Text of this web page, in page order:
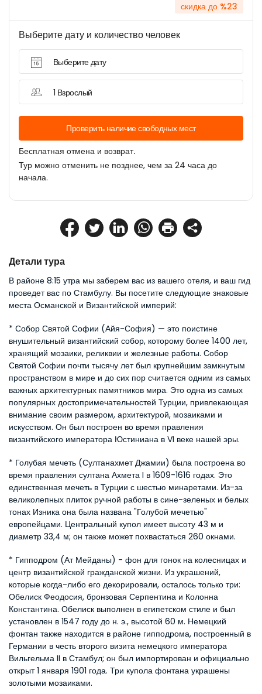
Детали тура
В районе 8:15 утра мы заберем вас из вашего отеля, и ваш гид
проведет вас по Стамбулу. Вы посетите следующие знаковые
места Османской и Византийской империй:
* Собор Святой Софии (Айя-София) — это поистине
внушительный византийский собор, которому более 1400 лет,
хранящий мозаики, реликвии и железные работы. Собор
Святой Софии почти тысячу лет был крупнейшим замкнутым
пространством в мире и до сих пор считается одним из самых
важных архитектурных памятников мира. Это одна из самых
популярных достопримечательностей Турции, привлекающая
внимание своим размером, архитектурой, мозаиками и
искусством. Он был построен во время правления
византийского императора Юстиниана в VI веке нашей эры.
* Голубая мечеть (Султанахмет Джамии) была построена во
время правления султана Ахмета I в 1609-1616 годах. Это
единственная мечеть в Турции с шестью минаретами. Из-за
великолепных плиток ручной работы в сине-зеленых и белых
тонах Изника она была названа "Голубой мечетью"
европейцами. Центральный купол имеет высоту 43 м и
диаметр 33,4 м; он также может похвастаться 260 окнами.
* Гипподром (Ат Мейданы) - фон для гонок на колесницах и
центр византийской гражданской жизни. Из украшений,
которые когда-либо его декорировали, осталось только три:
Обелиск Феодосия, бронзовая Серпентина и Колонна
Константина. Обелиск выполнен в египетском стиле и был
установлен в 1547 году до н. э., высотой 60 м. Немецкий
фонтан также находится в районе гипподрома, построенный в
Германии в честь второго визита немецкого императора
Вильгельма II в Стамбул; он был импортирован и официально
открыт 1 января 1901 года. Три купола фонтана украшены
золотыми мозаиками.
скидка до %23
Выберите дату и количество человек
Выберите дату
1 Взрослый
Проверить наличие свободных мест
Бесплатная отмена и возврат.
Тур можно отменить не позднее, чем за 24 часа до
начала.